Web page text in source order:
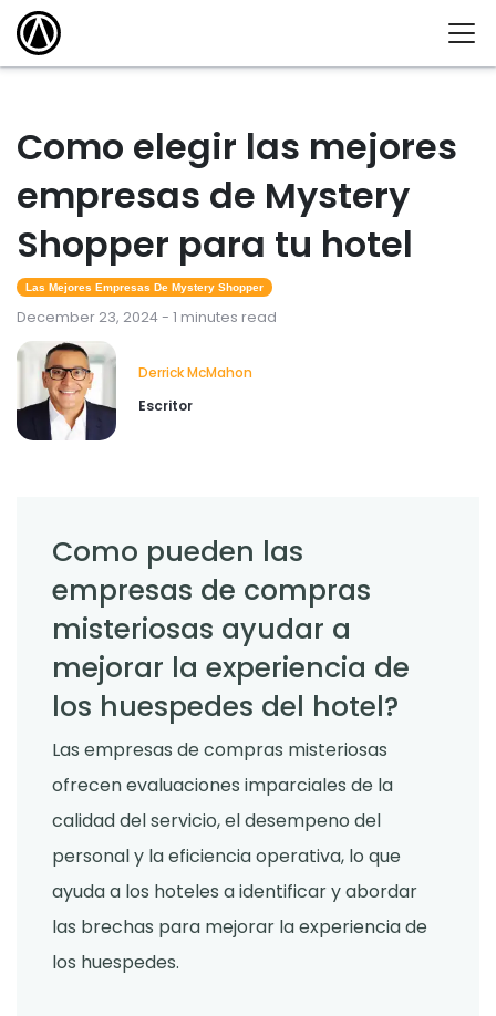
Como elegir las mejores
empresas de Mystery
Shopper para tu hotel
Las Mejores Empresas De Mystery Shopper
December 23, 2024 - 1 minutes read
Derrick McMahon
Escritor
Como pueden las
empresas de compras
misteriosas ayudar a
mejorar la experiencia de
los huespedes del hotel?
Las empresas de compras misteriosas
ofrecen evaluaciones imparciales de la
calidad del servicio, el desempeno del
personal y la eficiencia operativa, lo que
ayuda a los hoteles a identificar y abordar
las brechas para mejorar la experiencia de
los huespedes.